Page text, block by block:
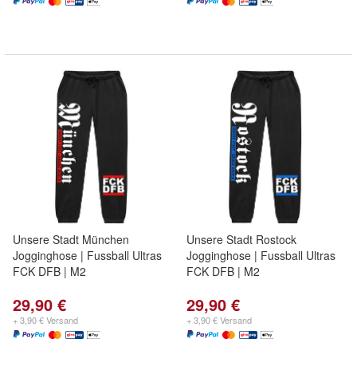
Unsere Stadt München
Jogginghose | Fussball Ultras
FCK DFB | M2
29,90 €
+ 3,90 € Versand
Unsere Stadt Rostock
Jogginghose | Fussball Ultras
FCK DFB | M2
29,90 €
+ 3,90 € Versand